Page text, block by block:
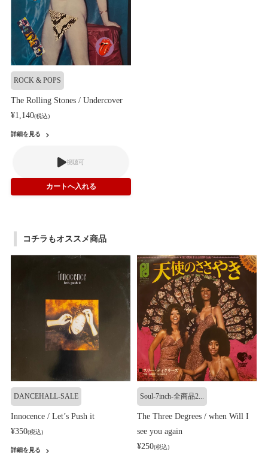
ROCK & POPS
The Rolling Stones / Undercover
¥1,140(税込)
詳細を見る
視聴可
コチラもオススメ商品
DANCEHALL-SALE
Innocence / Let’s Push it
¥350(税込)
詳細を見る
Soul-7inch-全商品2...
The Three Degrees / when Will I
see you again
¥250(税込)